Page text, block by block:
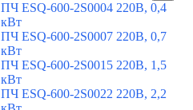
ПЧ ESQ-600-2S0004 220В, 0,4
кВт
ПЧ ESQ-600-2S0007 220В, 0,7
кВт
ПЧ ESQ-600-2S0015 220В, 1,5
кВт
ПЧ ESQ-600-2S0022 220В, 2,2